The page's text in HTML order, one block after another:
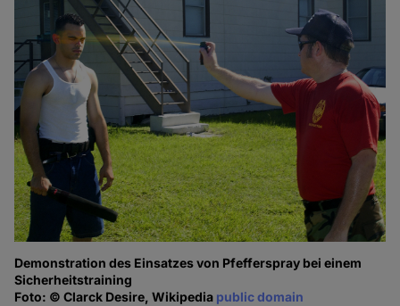
Demonstration des Einsatzes von Pfefferspray bei einem
Sicherheitstraining
Foto: © Clarck Desire, Wikipedia public domain